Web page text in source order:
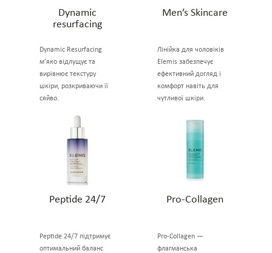
Dynamic
resurfacing
Dynamic Resurfacing
м’яко відлущує та
вирівнює текстуру
шкіри, розкриваючи її
сяйво.
Men’s Skincare
Лінійка для чоловіків
Elemis забезпечує
ефективний догляд і
комфорт навіть для
чутливої шкіри.
Peptide 24/7
Peptide 24/7 підтримує
оптимальний баланс
Pro-Collagen
Pro-Collagen —
флагманська